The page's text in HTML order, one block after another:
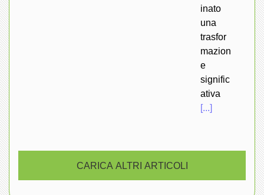
inato
una
trasfor
mazion
e
signific
ativa
[...]
CARICA ALTRI ARTICOLI